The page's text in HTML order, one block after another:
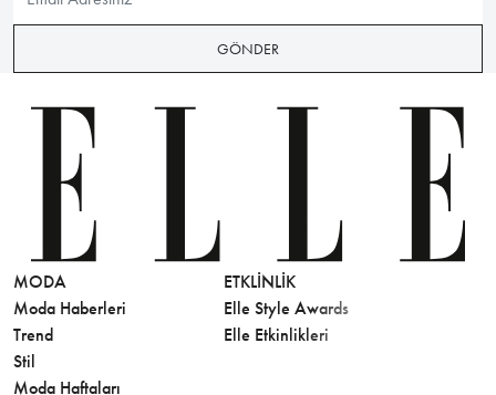
GÖNDER
MODA
Moda Haberleri
Trend
Stil
Moda Haftaları
ETKLINLIK
Elle Style Awards
Elle Etkinlikleri